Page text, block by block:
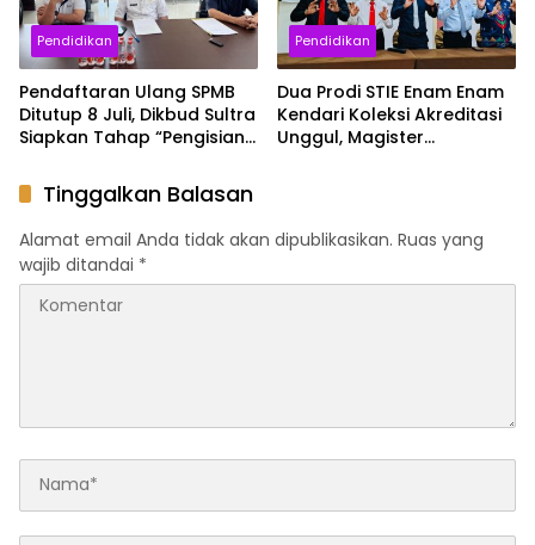
Pendidikan
Pendaftaran Ulang SPMB
Ditutup 8 Juli, Dikbud Sultra
Siapkan Tahap “Pengisian
yang Kurang Siswa
Pendidikan
Dua Prodi STIE Enam Enam
Kendari Koleksi Akreditasi
Unggul, Magister
Tinggalkan Balasan
Alamat email Anda tidak akan dipublikasikan. Ruas yang
wajib ditandai *